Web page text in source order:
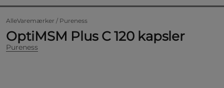
AlleVaremærker / Pureness
OptiMSM Plus C 120 kapsler
Pureness